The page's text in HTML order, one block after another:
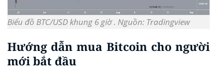
Biểu đồ BTC/USD khung 6 giờ . Nguồn: Tradingview
Hướng dẫn mua Bitcoin cho người
mới bắt đầu